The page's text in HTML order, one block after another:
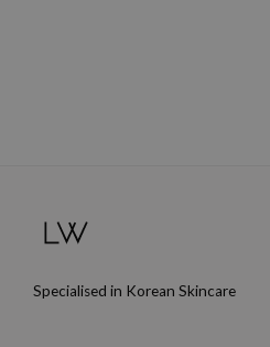
Specialised in Korean Skincare